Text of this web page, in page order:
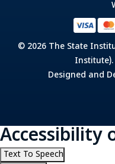
© 2026 The State
Designed and
Accessibility
Text To Speech